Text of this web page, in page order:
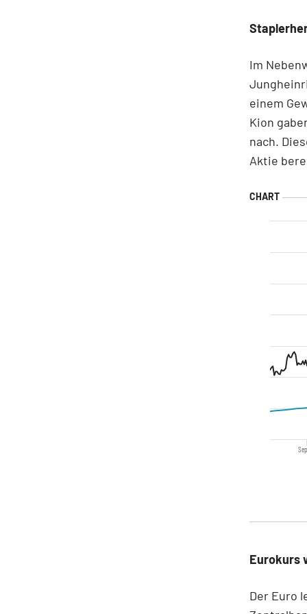
Im
einem
Kion
nach.
Aktie
Eurokurs
Der Euro